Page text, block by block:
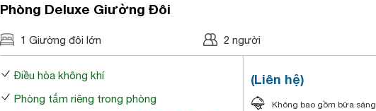
Phòng Deluxe Giường Đôi
1 Giường đôi lớn 2 người
Điều hòa không khí
Phòng tắm riêng trong phòng
(Liên hệ)
Không bao gồm bữa sáng